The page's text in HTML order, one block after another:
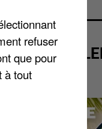
GAGNER
refuser
que pour
à tout